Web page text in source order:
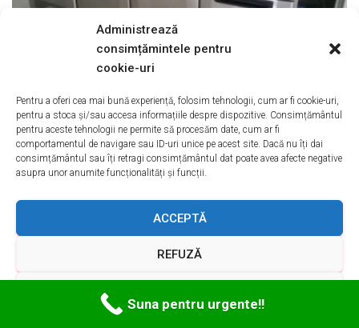
Administrează
consimțămintele pentru
cookie-uri
Pentru a oferi cea mai bună experiență, folosim tehnologii, cum ar fi cookie-uri,
pentru a stoca și/sau accesa informațiile despre dispozitive. Consimțământul
pentru aceste tehnologii ne permite să procesăm date, cum ar fi
comportamentul de navigare sau ID-uri unice pe acest site. Dacă nu îți dai
consimțământul sau îți retragi consimțământul dat poate avea afecte negative
asupra unor anumite funcționalități și funcții.
ACCEPTĂ
REFUZĂ
OferimReparatii Frigidere
urmatoarele localitati din
Reparatii Frigidere BUZAU
Reparatii Frigidere Buzau BUZAU
Reparatii Frigidere Ramnicu Sarat BUZAU
Suna pentru urgente!!